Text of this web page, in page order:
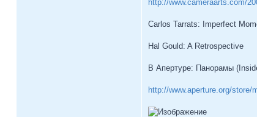
http://www.cameraarts.com/
Carlos Tarrats: Imperfect
Hal Gould: A Retrospective
В Апертуре: Панорамы
http://www.aperture.org/store/